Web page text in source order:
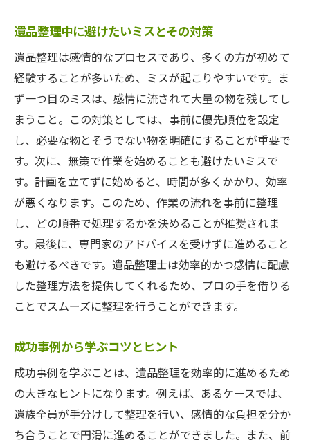
遺品整理中に避けたいミスとその対策
遺品整理は感情的なプロセスであり、多くの方が初めて
経験することが多いため、ミスが起こりやすいです。ま
ず一つ目のミスは、感情に流されて大量の物を残してし
まうこと。この対策としては、事前に優先順位を設定
し、必要な物とそうでない物を明確にすることが重要で
す。次に、無策で作業を始めることも避けたいミスで
す。計画を立てずに始めると、時間が多くかかり、効率
が悪くなります。このため、作業の流れを事前に整理
し、どの順番で処理するかを決めることが推奨されま
す。最後に、専門家のアドバイスを受けずに進めること
も避けるべきです。遺品整理士は効率的かつ感情に配慮
した整理方法を提供してくれるため、プロの手を借りる
ことでスムーズに整理を行うことができます。
成功事例から学ぶコツとヒント
成功事例を学ぶことは、遺品整理を効率的に進めるため
の大きなヒントになります。例えば、あるケースでは、
遺族全員が手分けして整理を行い、感情的な負担を分か
ち合うことで円滑に進めることができました。また、前